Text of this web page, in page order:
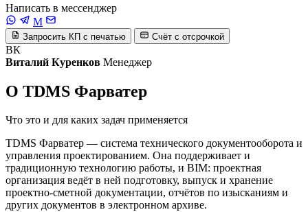
Написать в мессенджер
M
Запросить КП с печатью Счёт с отсрочкой
ВК
Виталий Куренков Менеджер
О TDMS Фарватер
Что это и для каких задач применяется
TDMS Фарватер — система технического документооборота и
управления проектированием. Она поддерживает и
традиционную технологию работы, и BIM: проектная
организация ведёт в ней подготовку, выпуск и хранение
проектно-сметной документации, отчётов по изысканиям и
других документов в электронном архиве.